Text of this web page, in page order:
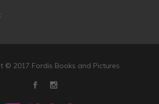
© 2017 Fordis Books and Pictures